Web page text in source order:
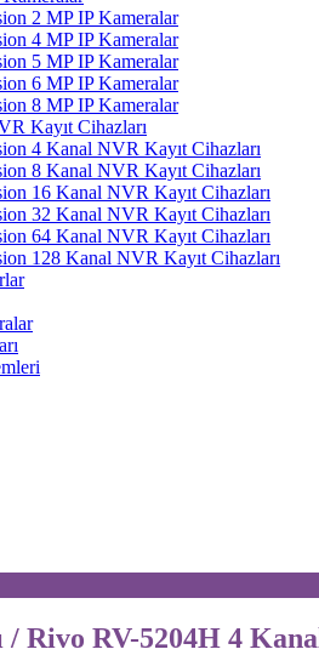
2 MP IP Kameralar
4 MP IP Kameralar
5 MP IP Kameralar
6 MP IP Kameralar
8 MP IP Kameralar
Kayıt Cihazları
4 Kanal NVR Kayıt Cihazları
8 Kanal NVR Kayıt Cihazları
16 Kanal NVR Kayıt Cihazları
32 Kanal NVR Kayıt Cihazları
64 Kanal NVR Kayıt Cihazları
128 Kanal NVR Kayıt Cihazları
/ Rivo RV-5204H 4